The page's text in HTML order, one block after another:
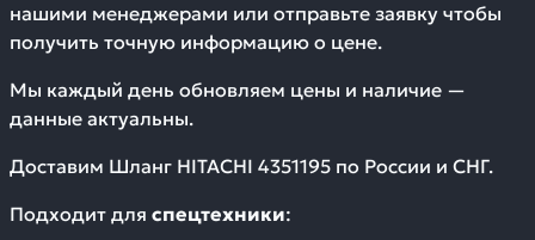
нашими менеджерами или отправьте заявку чтобы
получить точную информацию о цене.
Мы каждый день обновляем цены и наличие —
данные актуальны.
Доставим Шланг HITACHI 4351195 по России и СНГ.
Подходит для спецтехники: